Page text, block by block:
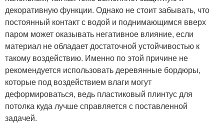
декоративную функции. Однако не стоит забывать, что
постоянный контакт с водой и поднимающимся вверх
паром может оказывать негативное влияние, если
материал не обладает достаточной устойчивостью к
такому воздействию. Именно по этой причине не
рекомендуется использовать деревянные бордюры,
которые под воздействием влаги могут
деформироваться, ведь пластиковый плинтус для
потолка куда лучше справляется с поставленной
задачей.